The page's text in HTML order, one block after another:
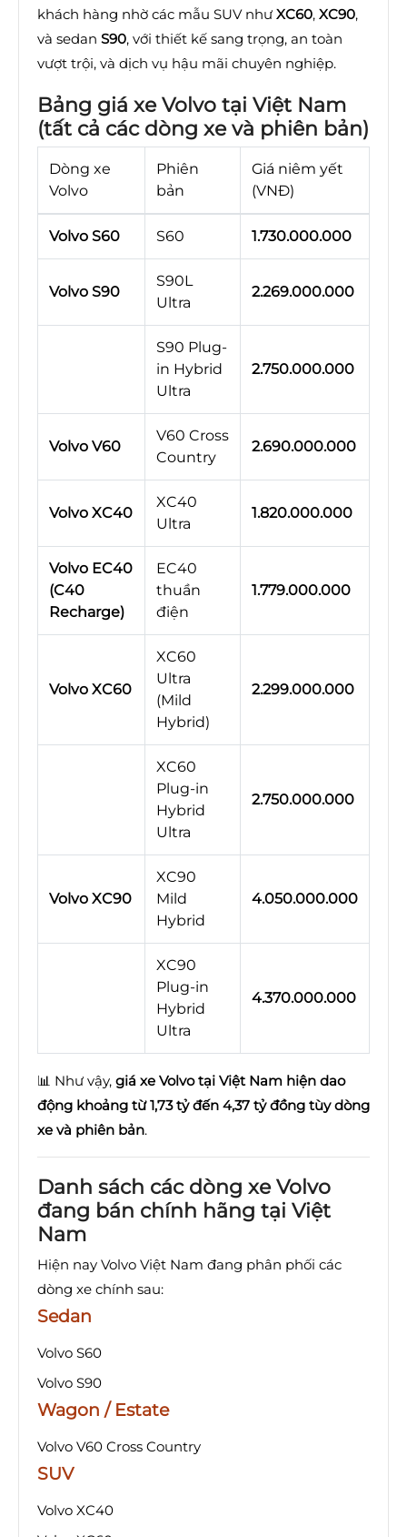
khách hàng nhờ các mẫu SUV như XC60, XC90,
và sedan S90, với thiết kế sang trọng, an toàn
vượt trội, và dịch vụ hậu mãi chuyên nghiệp.
Bảng giá xe Volvo tại Việt Nam
(tất cả các dòng xe và phiên bản)
Dòng xe
Volvo
Phiên
bản
Giá niêm yết
(VNĐ)
Volvo S60 S60 1.730.000.000
Volvo S90
S90L
Ultra
2.269.000.000
S90 Plug-
in Hybrid
Ultra
2.750.000.000
Volvo V60
V60 Cross
Country
2.690.000.000
Volvo XC40
XC40
Ultra
1.820.000.000
Volvo EC40
(C40
Recharge)
EC40
thuần
điện
1.779.000.000
Volvo XC60
XC60
Ultra
(Mild
Hybrid)
2.299.000.000
XC60
Plug-in
Hybrid
Ultra
2.750.000.000
Volvo XC90
XC90
Mild
Hybrid
4.050.000.000
XC90
Plug-in
Hybrid
Ultra
4.370.000.000
📊 Như vậy, giá xe Volvo tại Việt Nam hiện dao
động khoảng từ 1,73 tỷ đến 4,37 tỷ đồng tùy dòng
xe và phiên bản.
Danh sách các dòng xe Volvo
đang bán chính hãng tại Việt
Nam
Hiện nay Volvo Việt Nam đang phân phối các
dòng xe chính sau:
Sedan
Volvo S60
Volvo S90
Wagon / Estate
Volvo V60 Cross Country
SUV
Volvo XC40